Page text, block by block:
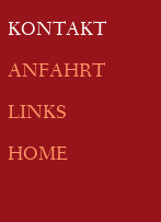
KONTAKT
ANFAHRT
LINKS
HOME